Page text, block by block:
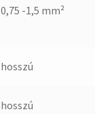
0,75 -1,5 mm²
hosszú
hosszú